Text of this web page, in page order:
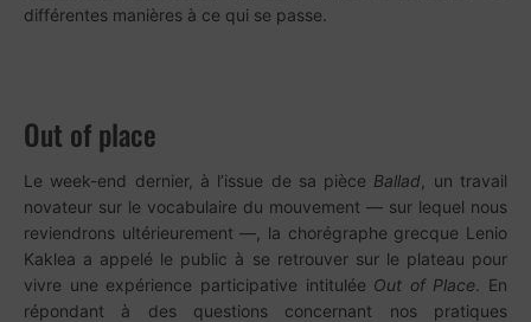
différentes manières à ce qui se passe.
Out of place
Le week-end dernier, à l’issue de sa pièce Ballad , un travail
novateur sur le vocabulaire du mouvement — sur lequel nous
reviendrons ultérieurement —, la chorégraphe grecque Lenio
Kaklea a appelé le public à se retrouver sur le plateau pour
vivre une expérience participative intitulée Out of Place. En
répondant à des questions concernant nos pratiques